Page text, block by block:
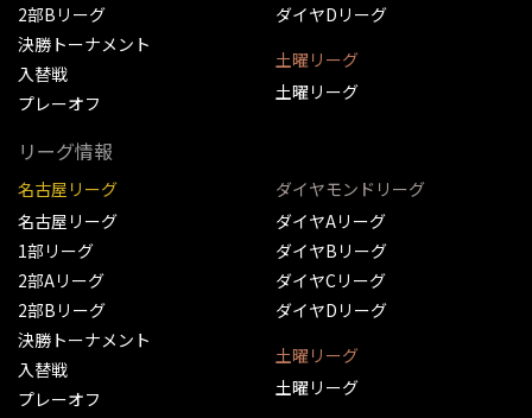
2部Bリーグ
決勝トーナメント
入替戦
プレーオフ
ダイヤDリーグ
土曜リーグ
土曜リーグ
リーグ情報
名古屋リーグ
名古屋リーグ
1部リーグ
2部Aリーグ
2部Bリーグ
決勝トーナメント
入替戦
プレーオフ
ダイヤモンドリーグ
ダイヤAリーグ
ダイヤBリーグ
ダイヤCリーグ
ダイヤDリーグ
土曜リーグ
土曜リーグ